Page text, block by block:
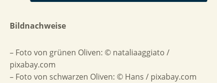
Bildnachweise
– Foto von grünen Oliven: © nataliaaggiato /
pixabay.com
– Foto von schwarzen Oliven: © Hans / pixabay.com